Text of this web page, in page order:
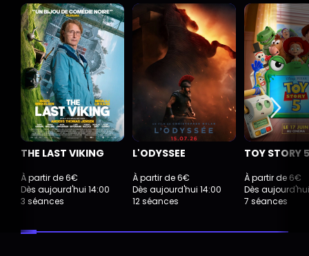
THE LAST VIKING
À partir de 6€
Dès aujourd'hui 14:00
3 séances
L'ODYSSEE
À partir de 6€
Dès aujourd'hui 14:00
12 séances
TOY STORY 5
À partir de 6€
Dès aujourd'hui
7 séances